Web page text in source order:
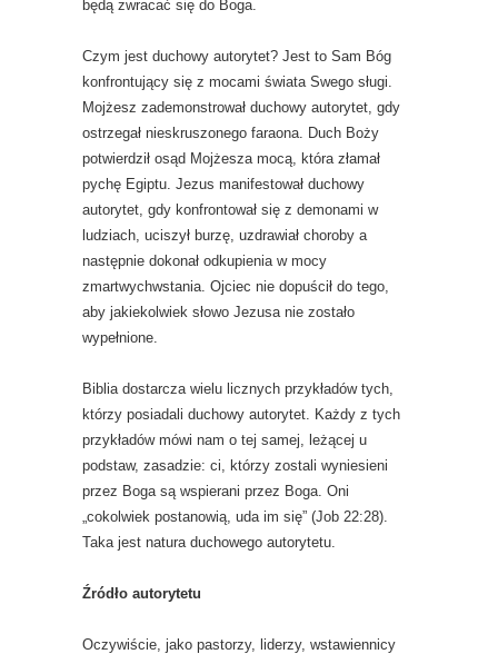
będą zwracać się do Boga.
Czym jest duchowy autorytet? Jest to Sam Bóg
konfrontujący się z mocami świata Swego sługi.
Mojżesz zademonstrował duchowy autorytet, gdy
ostrzegał nieskruszonego faraona. Duch Boży
potwierdził osąd Mojżesza mocą, która złamał
pychę Egiptu. Jezus manifestował duchowy
autorytet, gdy konfrontował się z demonami w
ludziach, uciszył burzę, uzdrawiał choroby a
następnie dokonał odkupienia w mocy
zmartwychwstania. Ojciec nie dopuścił do tego,
aby jakiekolwiek słowo Jezusa nie zostało
wypełnione.
Biblia dostarcza wielu licznych przykładów tych,
którzy posiadali duchowy autorytet. Każdy z tych
przykładów mówi nam o tej samej, leżącej u
podstaw, zasadzie: ci, którzy zostali wyniesieni
przez Boga są wspierani przez Boga. Oni
„cokolwiek postanowią, uda im się” (Job 22:28).
Taka jest natura duchowego autorytetu.
Źródło autorytetu
Oczywiście, jako pastorzy, liderzy, wstawiennicy